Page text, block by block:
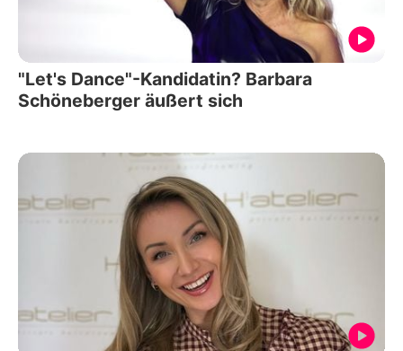
"Let's Dance"-Kandidatin? Barbara
Schöneberger äußert sich